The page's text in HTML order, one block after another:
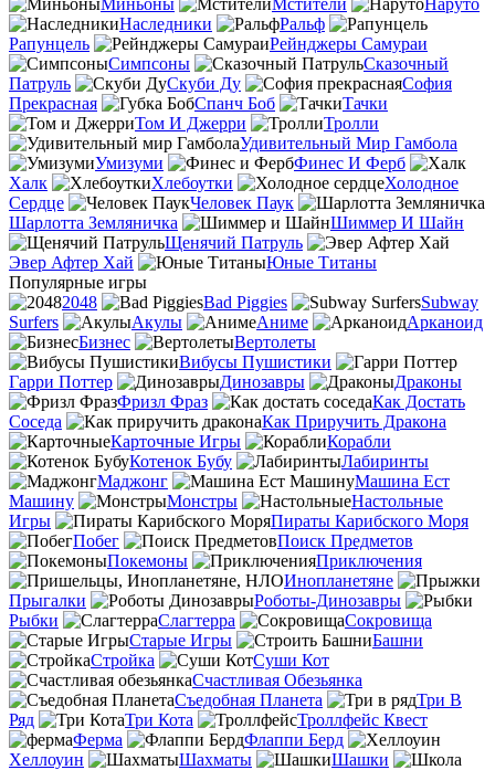
Миньоны
Мстители
Наруто
Наследники
Ральф
Рапунцель
Рейнджеры Самураи
Симпсоны
Сказочный
Патруль
Скуби Ду
София
Прекрасная
Спанч Боб
Тачки
Том И Джерри
Тролли
Удивительный Мир Гамбола
Умизуми
Финес И Ферб
Халк
Хлебоутки
Холодное
Сердце
Человек Паук
Шарлотта Земляничка
Шиммер И Шайн
Щенячий Патруль
Эвер Афтер Хай
Юные Титаны
Популярные игры
2048
Bad Piggies
Subway
Surfers
Акулы Аниме
Арканоид
Бизнес
Вертолеты
Вибусы Пушистики
Гарри Поттер
Динозавры
Драконы
Фризл Фраз
Как Достать
Соседа
Как Приручить Дракона
Карточные Игры
Корабли
Котенок Бубу
Лабиринты
Маджонг
Машина Ест
Машину
Монстры
Настольные
Игры
Пираты Карибского Моря
Побег
Поиск Предметов
Покемоны
Приключения
Инопланетяне
Прыгалки
Роботы-Динозавры
Рыбки
Слагтерра
Сокровища
Старые Игры
Башни
Стройка
Суши Кот
Счастливая Обезьянка
Съедобная Планета
Три В
Ряд
Три Кота
Троллфейс Квест
Ферма
Флаппи Берд
Хеллоуин
Шахматы
Шашки